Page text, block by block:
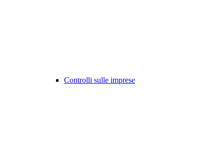
Controlli sulle imprese